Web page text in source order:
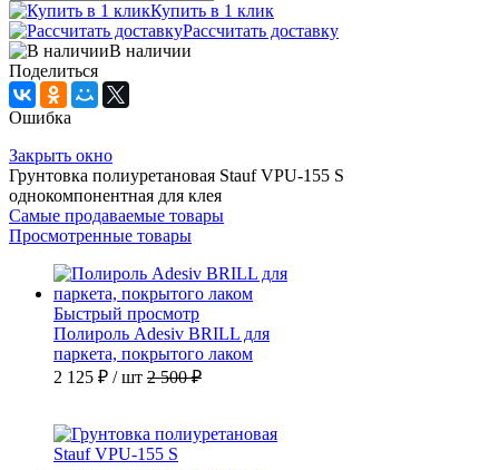
Купить в 1 клик
Рассчитать доставку
В наличии
Поделиться
Ошибка
Закрыть окно
Грунтовка полиуретановая Stauf VPU-155 S
однокомпонентная для клея
Самые продаваемые товары
Просмотренные товары
Быстрый просмотр
Полироль Adesiv BRILL для
паркета, покрытого лаком
2 125 ₽ / шт 2 500 ₽